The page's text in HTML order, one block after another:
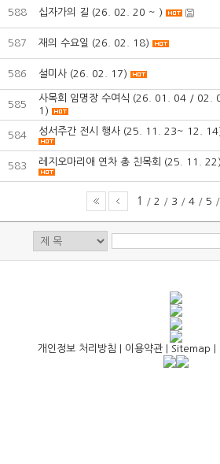
588 십자가의 길 (26. 02. 20 ~ )
587 재의 수요일 (26. 02. 18)
586 설미사 (26. 02. 17)
585
사목회 임명장 수여식 (26. 01. 04 / 02.
1)
584 성서주간 전시 행사 (25. 11. 23~ 12.
583 레지오마리애 연차 총 친목회 (25. 11. 22)
1 / 2 / 3 / 4 / 5
개인정보 처리방침 이용약관| Sitemap